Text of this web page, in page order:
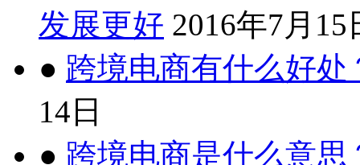
发展更好 2016年7月15
● 跨境电商有什么好
14日
● 跨境电商是什么意